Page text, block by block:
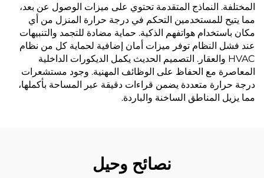
المختلفة. النماذج المتقدمة تحتوي على ميزات الوصول عن بعد،
مما يتيح للمستخدمين التحكم في درجة حرارة المنزل من أي
مكان باستخدام هواتفهم الذكية. حماية مضادة للتجمد والتنبيهات
عند فشل النظام توفر ميزات أمان إضافية لحماية كل من نظام
HVAC والعقار. التصميم الحديث يكمل الديكورات الداخلية
المعاصرة مع الحفاظ على الوظائف المهنية. وجود مستشعرات
درجة حرارة متعددة يضمن قراءات دقيقة عبر المساحة بأكملها،
مما يزيل المناطق الساخنة والباردة.
نصائح وحيل